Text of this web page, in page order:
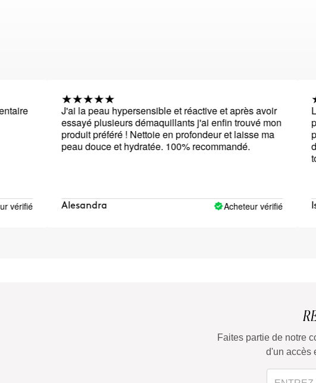
J'ai la peau hypersensible et réactive et après avoir
essayé plusieurs démaquillants j'ai enfin trouvé mon
produit préféré ! Nettoie en profondeur et laisse ma
peau douce et hydratée. 100% recommandé.
Alesandra Acheteur vérifié
Le
peau
des
tout
Isabel
Faites partie de notre
d'un accès